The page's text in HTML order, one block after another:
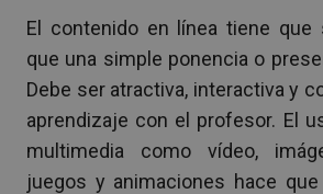
El contenido en línea tiene que
que una simple ponencia o
Debe ser atractiva, interactiva y
aprendizaje con el profesor. El
multimedia como vídeo,
juegos y animaciones hace